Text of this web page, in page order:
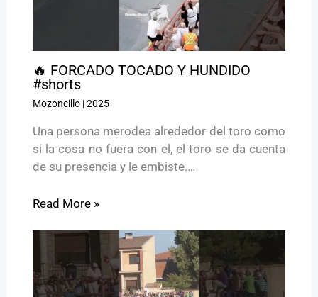
🔥 FORCADO TOCADO Y HUNDIDO
#shorts
Mozoncillo|2025
Una persona merodea alrededor del toro como
si la cosa no fuera con el, el toro se da cuenta
de su presencia y le embiste.…
Read More »